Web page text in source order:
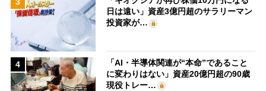
日は遠い」資産3億円超のサラリーマン
投資家が…
4
「AI・半導体関連が“本命”であること
に変わりはない」資産20億円超の90歳
現役トレー…